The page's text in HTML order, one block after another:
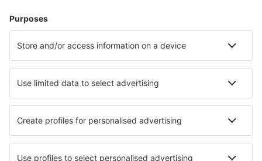
Unterkunft Kardzhali Unterkunft in Dragoman
Die besten Unterkünfte - Städte
Unterkunft in Zapotiltic Unterkunft in Pontedecimo
Unterkunft in Vitsaniemi Unterkunft in Boxmoor